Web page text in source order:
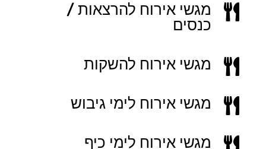

מגשי אירוח להרצאות /
כנסים
 מגשי אירוח להשקות
 מגשי אירוח לימי גיבוש
 מגשי אירוח לימי כיף